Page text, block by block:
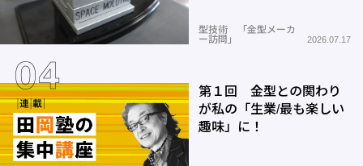
型技術 「金型メーカ
ー訪問」
2026.07.17
第１回 金型との関わり
が私の「生業/最も楽しい
趣味」に！